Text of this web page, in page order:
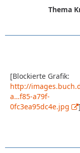
Thema
[Blockierte Grafik:
http://
a…f85-a79f-
0fc3ea95dc4e.jpg
]